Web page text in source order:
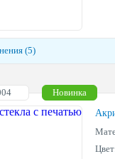
(5)
Новинка